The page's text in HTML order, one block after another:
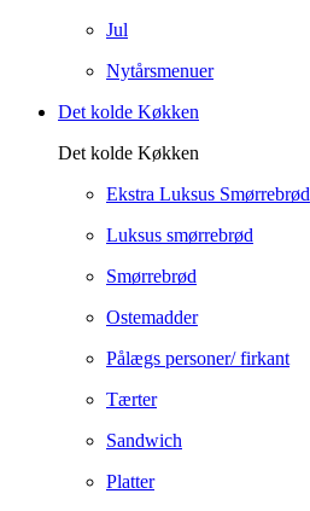
Jul
Nytårsmenuer
Det kolde Køkken
Det kolde Køkken
Ekstra Luksus Smørrebrød
Luksus smørrebrød
Smørrebrød
Ostemadder
Pålægs personer/ firkant
Tærter
Sandwich
Platter